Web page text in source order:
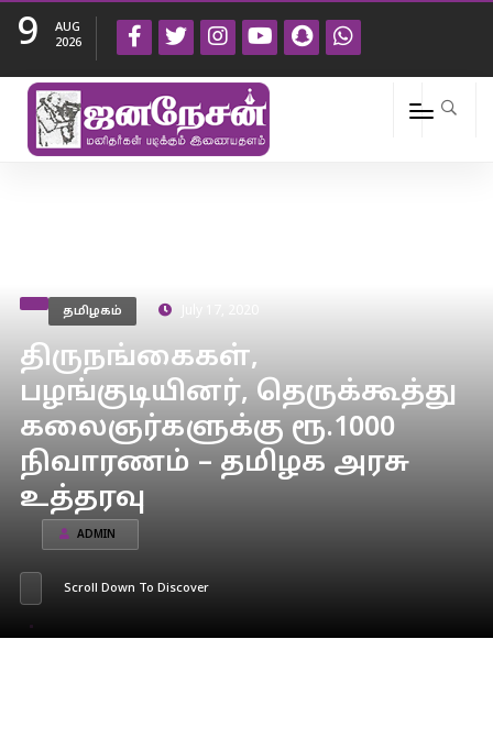
9
AUG
2026
தமிழகம்
திருநங்கைகள்,
பழங்குடியினர், தெருக்கூத்து
கலைஞர்களுக்கு ரூ.1000
நிவாரணம் – தமிழக அரசு
உத்தரவு
ADMIN
Scroll Down To Discover